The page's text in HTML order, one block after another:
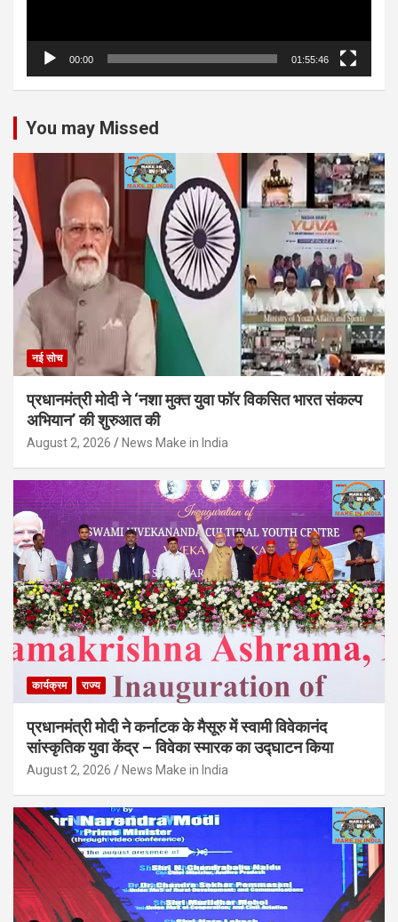
00:00 01:55:46
You may Missed
नई सोच
प्रधानमंत्री मोदी ने ‘नशा मुक्त युवा फॉर विकसित भारत संकल्प
अभियान’ की शुरुआत की
August 2, 2026 News Make in India
कार्यक्रम राज्य
प्रधानमंत्री मोदी ने कर्नाटक के मैसूरु में स्वामी विवेकानंद
सांस्कृतिक युवा केंद्र – विवेका स्मारक का उद्घाटन किया
August 2, 2026 News Make in India